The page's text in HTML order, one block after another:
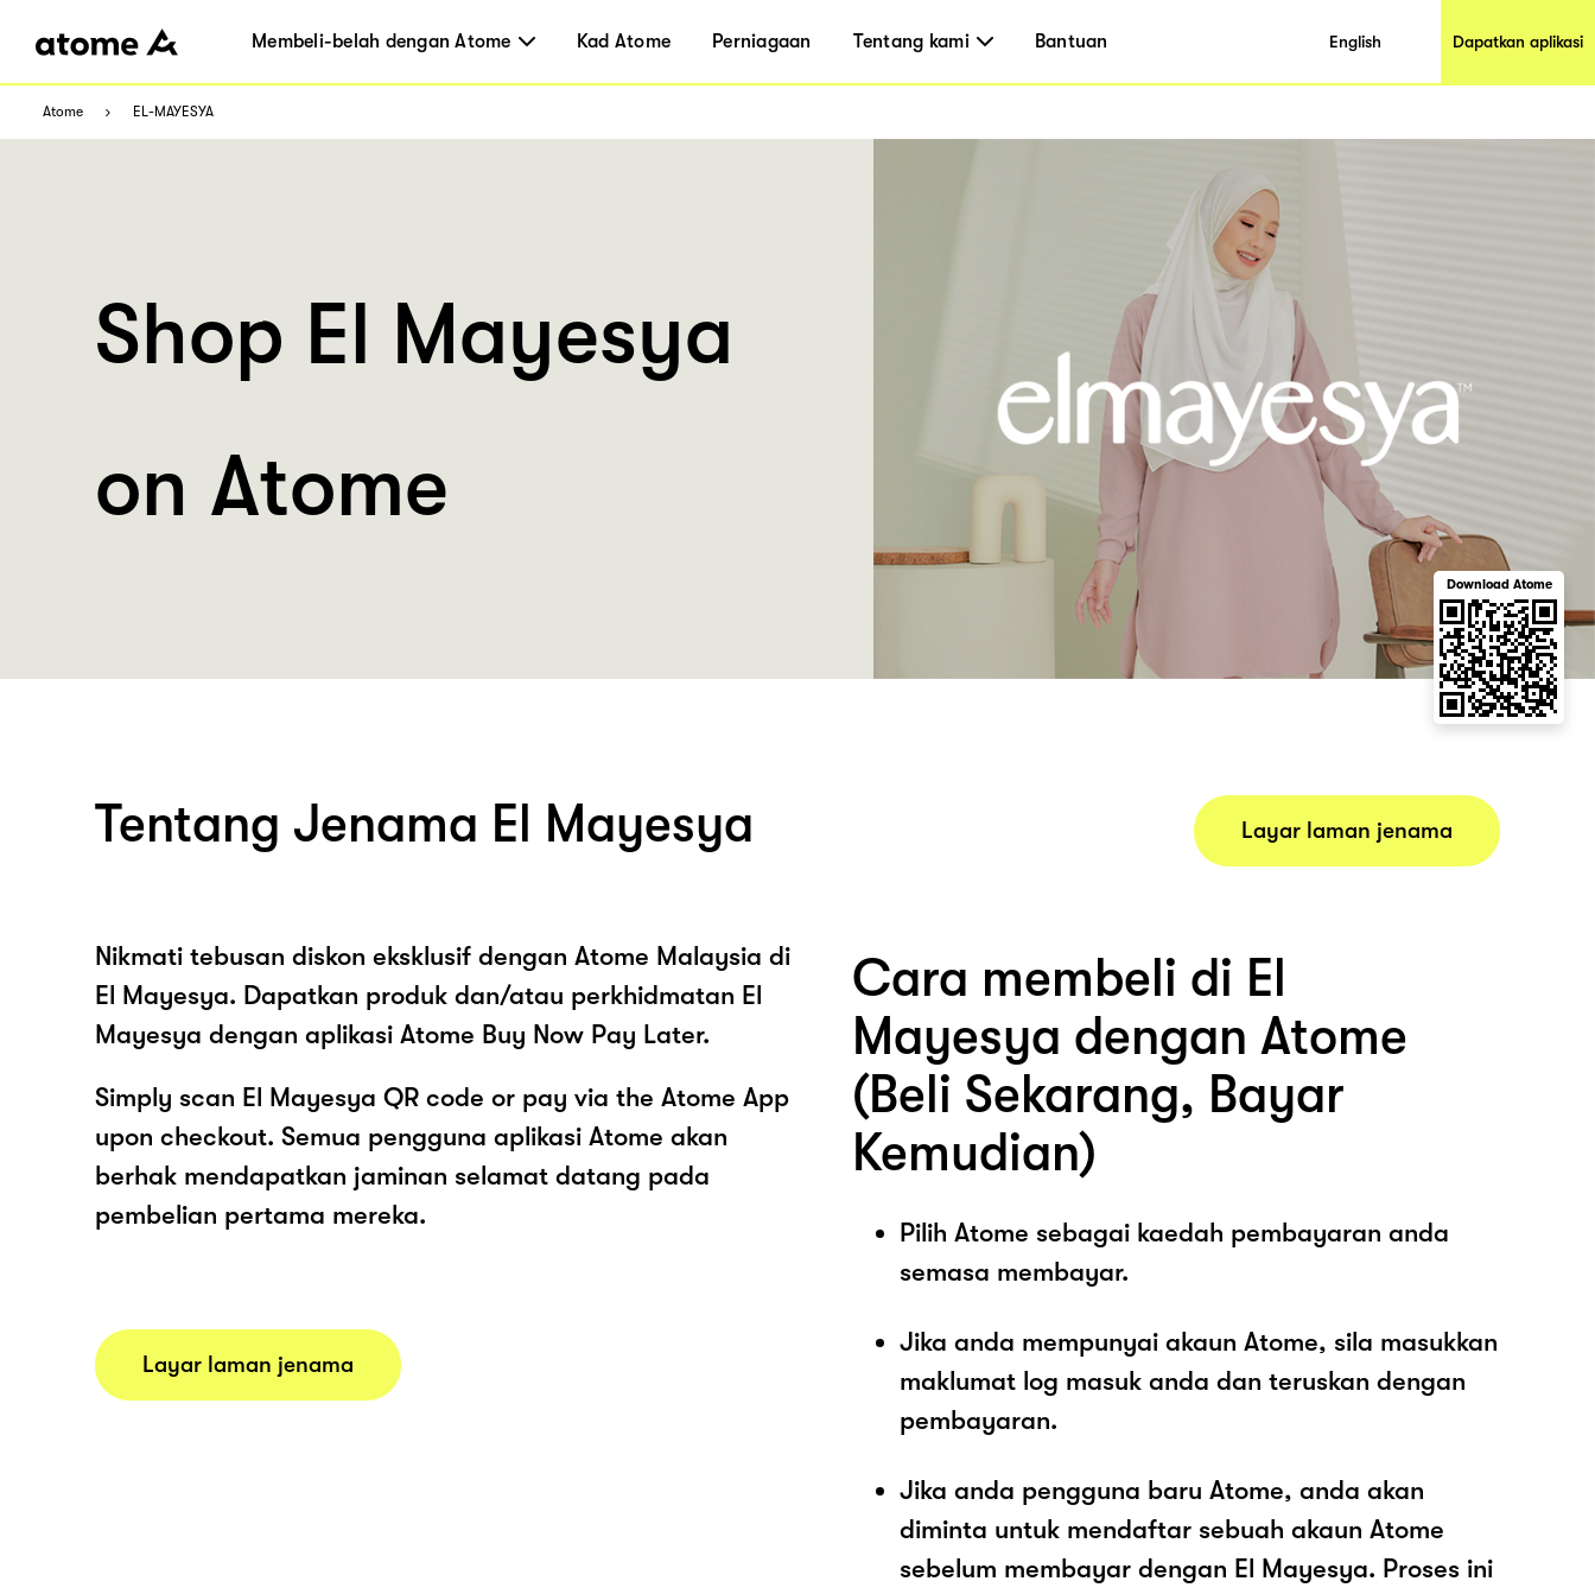
Membeli-belah dengan Atome Kad Atome Perniagaan Tentang kami Bantuan English Dapatkan aplikasi
Atome EL-MAYESYA
Shop El Mayesya
on Atome
Download Atome
Tentang Jenama El Mayesya
Nikmati tebusan diskon eksklusif dengan Atome Malaysia di
El Mayesya. Dapatkan produk dan/atau perkhidmatan El
Mayesya dengan aplikasi Atome Buy Now Pay Later.
Simply scan El Mayesya QR code or pay via the Atome App
upon checkout. Semua pengguna aplikasi Atome akan
berhak mendapatkan jaminan selamat datang pada
pembelian pertama mereka.
Layar laman jenama
Layar laman jenama
Cara membeli di El
Mayesya dengan Atome
(Beli Sekarang, Bayar
Kemudian)
Pilih Atome sebagai kaedah pembayaran anda
semasa membayar.
Jika anda mempunyai akaun Atome, sila masukkan
maklumat log masuk anda dan teruskan dengan
pembayaran.
Jika anda pengguna baru Atome, anda akan
diminta untuk mendaftar sebuah akaun Atome
sebelum membayar dengan El Mayesya. Proses ini